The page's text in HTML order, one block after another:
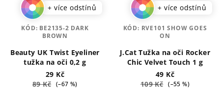
+ více odstínů
Beauty UK Twist Eyeliner
tužka na oči 0,2 g
29 Kč
89 Kč (–67 %)
KÓD: BE2135-2 DARK
BROWN
+ více odstínů
J.Cat Tužka na oči Rocker
Chic Velvet Touch 1 g
49 Kč
109 Kč (–55 %)
KÓD: RVE101 SHOW GOES
ON